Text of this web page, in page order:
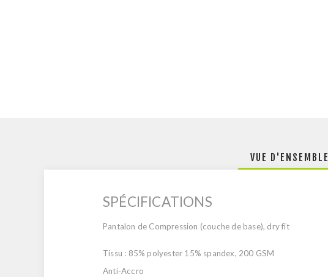
VUE D'ENSEMBLE
SPÉCIFICATIONS
Pantalon de Compression (couche de base), dry fit
Tissu : 85% polyester 15% spandex, 200 GSM
Anti-Accro